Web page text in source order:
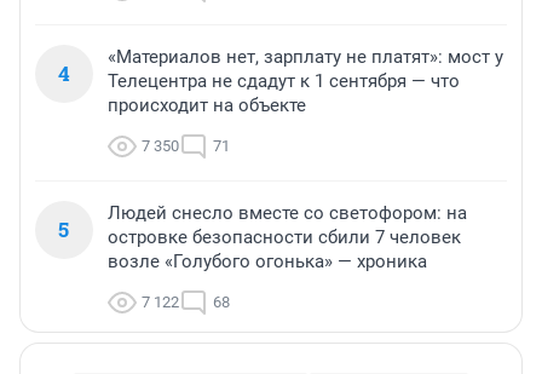
4
«Материалов нет, зарплату не платят»: мост у
Телецентра не сдадут к 1 сентября — что
происходит на объекте
7 350 71
5
Людей снесло вместе со светофором: на
островке безопасности сбили 7 человек
возле «Голубого огонька» — хроника
7 122 68